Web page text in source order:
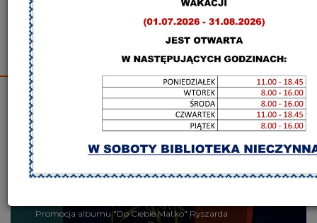
Promocja albumu "Do Ciebie Matko" Ryszarda
Zapowiedz
Aktualności główna strona